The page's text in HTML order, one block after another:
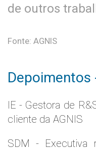
de outros
Fonte: AGNIS
Depoimentos
IE - Gestora de
cliente da AGNIS
SDM - Executiva